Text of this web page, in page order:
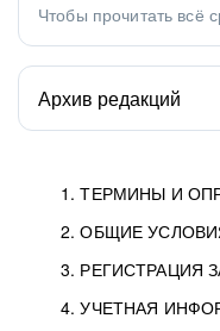
1. ТЕРМИНЫ И
2. ОБЩИЕ
3. РЕГИСТРАЦИЯ
4. УЧЕТНАЯ
Чтобы прочитать всё
Архив редакций